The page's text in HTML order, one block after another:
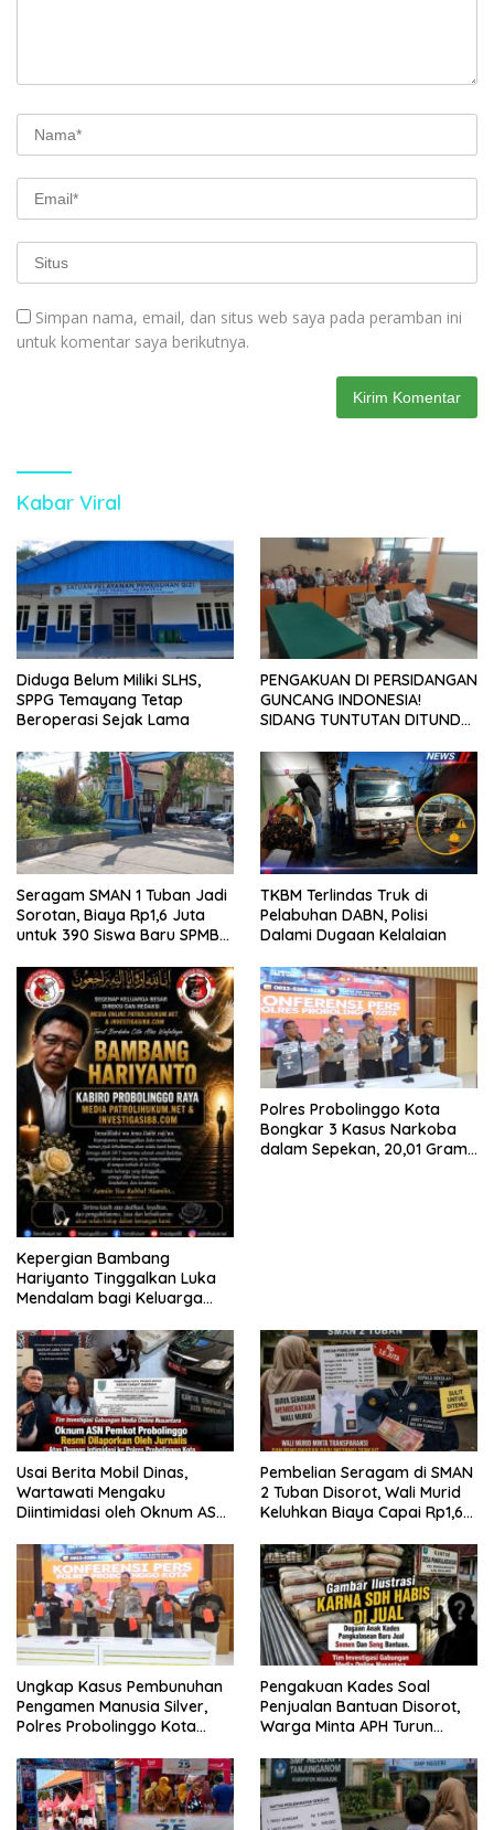
Simpan nama, email, dan situs web saya pada peramban ini
untuk komentar saya berikutnya.
Kabar Viral
Diduga Belum Miliki SLHS,
SPPG Temayang Tetap
Beroperasi Sejak Lama
PENGAKUAN DI PERSIDANGAN
GUNCANG INDONESIA!
SIDANG TUNTUTAN DITUNDA,
MENGAMUK DI PN MALANG
Seragam SMAN 1 Tuban Jadi
Sorotan, Biaya Rp1,6 Juta
untuk 390 Siswa Baru SPMB
TKBM Terlindas Truk di
Pelabuhan DABN, Polisi
Dalami Dugaan Kelalaian
Kepergian Bambang
Hariyanto Tinggalkan Luka
Mendalam bagi Keluarga
Polres Probolinggo Kota
Bongkar 3 Kasus Narkoba
dalam Sepekan, 20,01 Gram
Usai Berita Mobil Dinas,
Wartawati Mengaku
Diintimidasi oleh Oknum ASN
Tempuh Jalur Hukum
Pembelian Seragam di SMAN
2 Tuban Disorot, Wali Murid
Keluhkan Biaya Capai Rp1,6
Ungkap Kasus Pembunuhan
Pengamen Manusia Silver,
Polres Probolinggo Kota
Pengakuan Kades Soal
Penjualan Bantuan Disorot,
Warga Minta APH Turun